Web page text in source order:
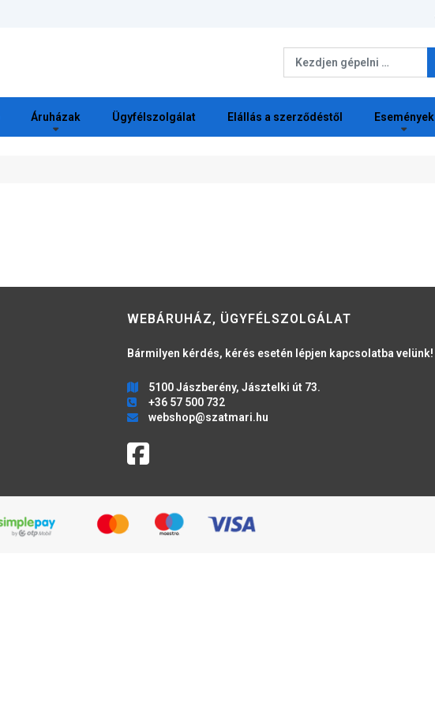
Áruházak Ügyfélszolgálat Elállás a szerződéstől Események
WEBÁRUHÁZ, ÜGYFÉLSZOLGÁLAT
Bármilyen kérdés, kérés esetén lépjen kapcsolatba velünk!
5100 Jászberény, Jásztelki út 73.
+36 57 500 732
webshop@szatmari.hu